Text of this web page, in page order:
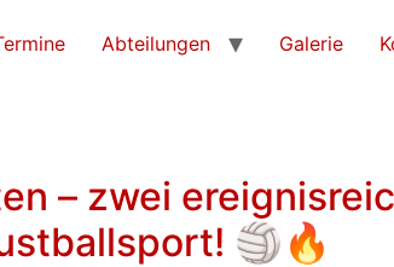
Abteilungen Galerie
– zwei
🏐🔥